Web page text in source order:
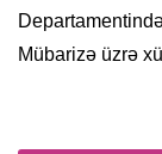
Mübarizə üzrə